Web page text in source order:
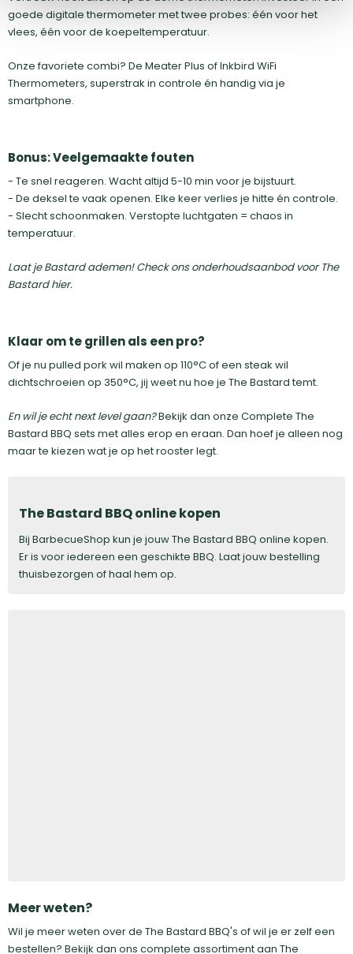
goede digitale thermometer met twee probes: één voor het
vlees, één voor de koepeltemperatuur.
Onze favoriete combi? De Meater Plus of Inkbird WiFi
Thermometers, superstrak in controle én handig via je
smartphone.
Bonus: Veelgemaakte fouten
- Te snel reageren. Wacht altijd 5-10 min voor je bijstuurt.
- De deksel te vaak openen. Elke keer verlies je hitte én controle.
- Slecht schoonmaken. Verstopte luchtgaten = chaos in
temperatuur.
Laat je Bastard ademen! Check ons onderhoudsaanbod voor The
Bastard hier.
Klaar om te grillen als een pro?
Of je nu pulled pork wil maken op 110°C of een steak wil
dichtschroeien op 350°C, jij weet nu hoe je The Bastard temt.
En wil je echt next level gaan?Bekijk dan onze Complete The
Bastard BBQ sets met alles erop en eraan. Dan hoef je alleen nog
maar te kiezen wat je op het rooster legt.
The Bastard BBQ online kopen
Bij BarbecueShop kun je jouw The Bastard BBQ online kopen.
Er is voor iedereen een geschikte BBQ. Laat jouw bestelling
thuisbezorgen of haal hem op.
The Bastard BBQ in de winkel kopen
Kom langs in
één van onze winkels, waar onze specialisten helpen je
Meer weten?
Wil je meer weten over de The Bastard BBQ's of wil je er zelf een
bestellen? Bekijk dan ons complete assortiment aan The